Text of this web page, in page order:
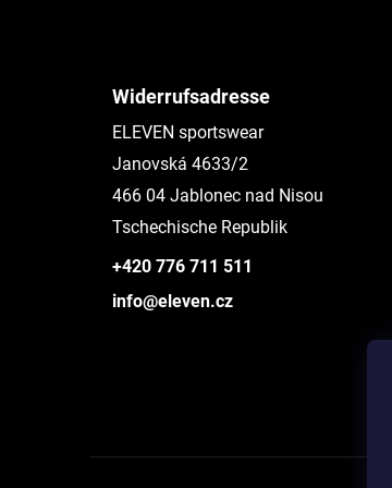
Widerrufsadresse
ELEVEN sportswear
Janovská 4633/2
466 04 Jablonec nad Nisou
Tschechische Republik
+420 776 711 511
info@eleven.cz